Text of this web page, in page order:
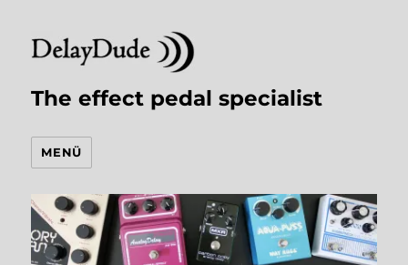
The effect pedal specialist
MENÜ